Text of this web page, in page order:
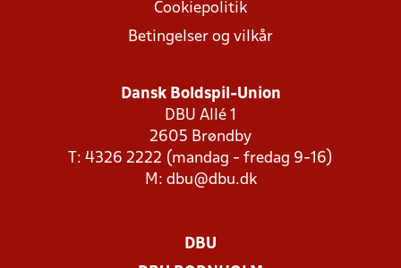
Cookiepolitik
Betingelser og vilkår
Dansk Boldspil-Union
DBU Allé 1
2605 Brøndby
T: 4326 2222 (mandag - fredag 9-16)
M: dbu@dbu.dk
DBU